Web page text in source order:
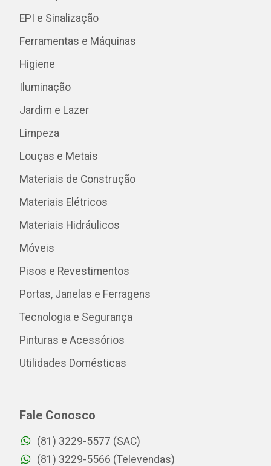
EPI e Sinalização
Ferramentas e Máquinas
Higiene
Iluminação
Jardim e Lazer
Limpeza
Louças e Metais
Materiais de Construção
Materiais Elétricos
Materiais Hidráulicos
Móveis
Pisos e Revestimentos
Portas, Janelas e Ferragens
Tecnologia e Segurança
Pinturas e Acessórios
Utilidades Domésticas
Fale Conosco
(81) 3229-5577 (SAC)
(81) 3229-5566 (Televendas)